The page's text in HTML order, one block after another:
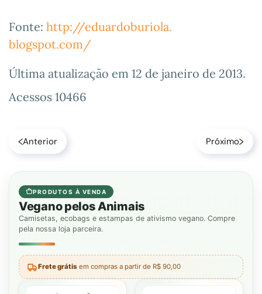
Fonte: http://eduardoburiola.
blogspot.com/
Última atualização em 12 de janeiro de 2013.
Acessos 10466
Anterior Próximo
PRODUTOS À VENDA
Vegano pelos Animais
Camisetas, ecobags e estampas de ativismo vegano. Compre
pela nossa loja parceira.
Frete grátis em compras a partir de R$ 90,00